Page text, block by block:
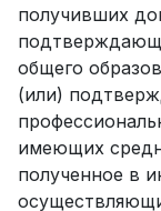
получивших
общего
(или)
имеющих
полученное в